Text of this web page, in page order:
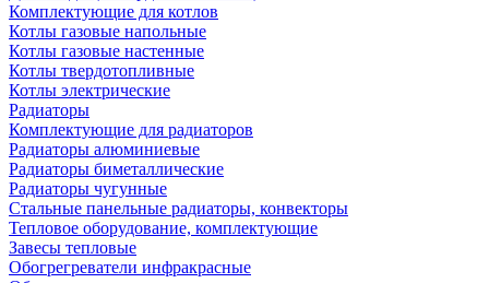
Комплектующие для котлов
Котлы газовые напольные
Котлы газовые настенные
Котлы твердотопливные
Котлы электрические
Радиаторы
Комплектующие для радиаторов
Радиаторы алюминиевые
Радиаторы биметаллические
Радиаторы чугунные
Стальные панельные радиаторы, конвекторы
Тепловое оборудование, комплектующие
Завесы тепловые
Обогрегреватели инфракрасные